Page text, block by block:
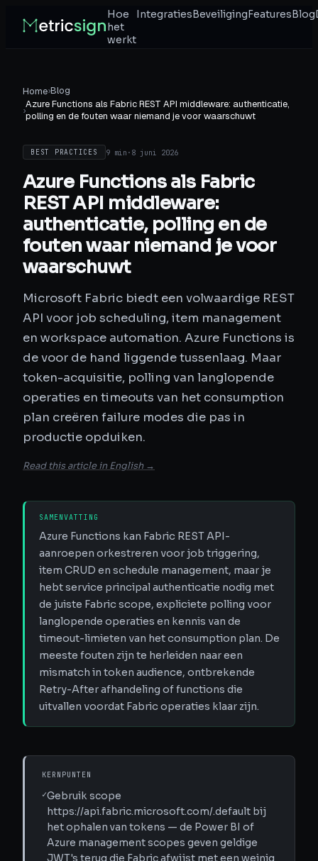
Hoe
het
werkt
IntegratiesBeveiligingFeaturesBlog
Home›Blog
›Azure Functions als Fabric REST API middleware: authenticatie,
polling en de fouten waar niemand je voor waarschuwt
BEST PRACTICES 9 min · 8 juni 2026
Azure Functions als Fabric
REST API middleware:
authenticatie, polling en de
fouten waar niemand je voor
waarschuwt
Microsoft Fabric biedt een volwaardige REST
API voor job scheduling, item management
en workspace automation. Azure Functions is
de voor de hand liggende tussenlaag. Maar
token-acquisitie, polling van langlopende
operaties en timeouts van het consumption
plan creëren failure modes die pas in
productie opduiken.
Read this article in English →
SAMENVATTING
Azure Functions kan Fabric REST API-
aanroepen orkestreren voor job triggering,
item CRUD en schedule management, maar je
hebt service principal authenticatie nodig met
de juiste Fabric scope, expliciete polling voor
langlopende operaties en kennis van de
timeout-limieten van het consumption plan. De
meeste fouten zijn te herleiden naar een
mismatch in token audience, ontbrekende
Retry-After afhandeling of functions die
uitvallen voordat Fabric operaties klaar zijn.
KERNPUNTEN
✓Gebruik scope
https://api.fabric.microsoft.com/.default bij
het ophalen van tokens — de Power BI of
Azure management scopes geven geldige
JWT's terug die Fabric afwijst met een weinig